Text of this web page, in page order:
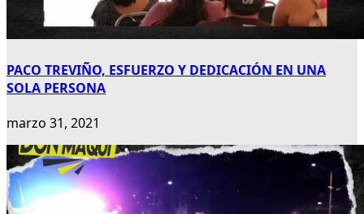
PACO TREVIÑO, ESFUERZO Y DEDICACIÓN EN UNA
SOLA PERSONA
marzo 31, 2021